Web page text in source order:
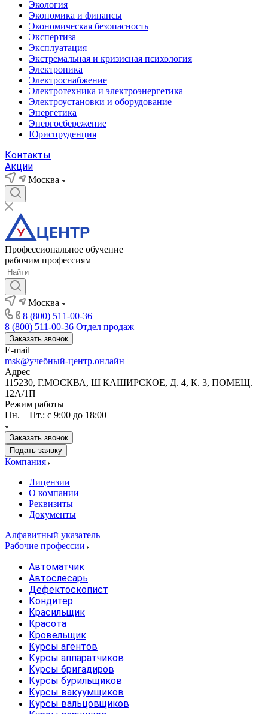
Экология
Экономика и финансы
Экономическая безопасность
Экспертиза
Эксплуатация
Экстремальная и кризисная психология
Электроника
Электроснабжение
Электротехника и электроэнергетика
Электроустановки и оборудование
Энергетика
Энергосбережение
Юриспруденция
Контакты
Акции
Москва
Профессиональное обучение
рабочим профессиям
Москва
8 (800) 511-00-36
8 (800) 511-00-36 Отдел продаж
Заказать звонок
E-mail
msk@учебный-центр.онлайн
Адрес
115230, Г.МОСКВА, Ш КАШИРСКОЕ, Д. 4, К. 3, ПОМЕЩ.
12А/1П
Режим работы
Пн. – Пт.: с 9:00 до 18:00
Заказать звонок
Подать заявку
Компания
Лицензии
О компании
Реквизиты
Документы
Алфавитный указатель
Рабочие профессии
Автоматчик
Автослесарь
Дефектоскопист
Кондитер
Красильщик
Красота
Кровельщик
Курсы агентов
Курсы аппаратчиков
Курсы бригадиров
Курсы бурильщиков
Курсы вакуумщиков
Курсы вальцовщиков